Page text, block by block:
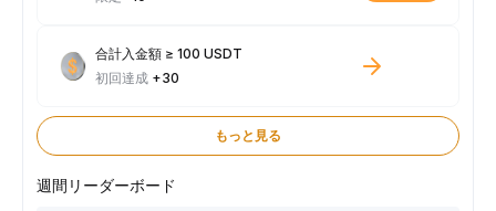
合計入金額 ≥ 100 USDT
初回達成 +30
もっと見る
週間リーダーボード